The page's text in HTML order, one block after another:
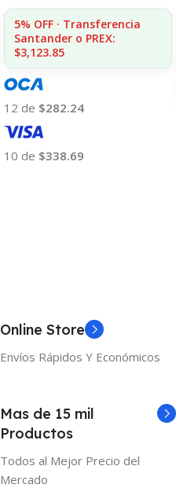
5% OFF · Transferencia
Santander o PREX:
$3,123.85
12 de $282.24
10 de $338.69
Online Store
Envíos Rápidos Y Económicos
Mas de 15 mil
Productos
Todos al Mejor Precio del
Mercado